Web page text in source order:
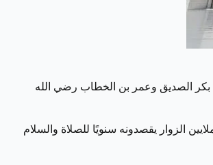
بكر الصديق وعمر بن الخطاب رضي الله
الزوار يقصدونه سنويًا للصلاة والسلام